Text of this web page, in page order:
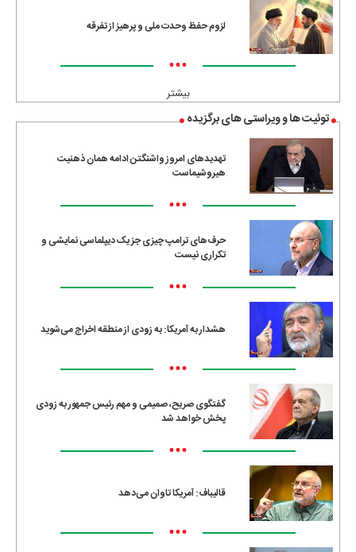
لزوم حفظ وحدت ملی و پرهیز از تفرقه
•••
بیشتر
توئیت ها و ویراستی های برگزیده
تهدیدهای امروز واشنگتن ادامه همان ذهنیت
هیروشیماست
•••
حرف‌های ترامپ چیزی جز یک دیپلماسی نمایشی و
تکراری نیست
•••
هشدار به آمریکا: به زودی از منطقه اخراج می‌شوید
•••
گفتگوی صریح، صمیمی و مهم رئیس جمهور به زودی
پخش خواهد شد
•••
قالیباف: آمریکا تاوان می‌دهد
•••